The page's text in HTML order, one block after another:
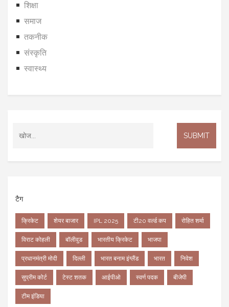
शिक्षा
समाज
तकनीक
संस्कृति
स्वास्थ्य
टैग
क्रिकेट शेयर बाजार IPL 2025 टी20 वर्ल्ड कप रोहित शर्मा
विराट कोहली बॉलीवुड भारतीय क्रिकेट भाजपा
प्रधानमंत्री मोदी दिल्ली भारत बनाम इंग्लैंड भारत निवेश
सुप्रीम कोर्ट टेस्ट शतक आईपीओ स्वर्ण पदक बीजेपी
टीम इंडिया